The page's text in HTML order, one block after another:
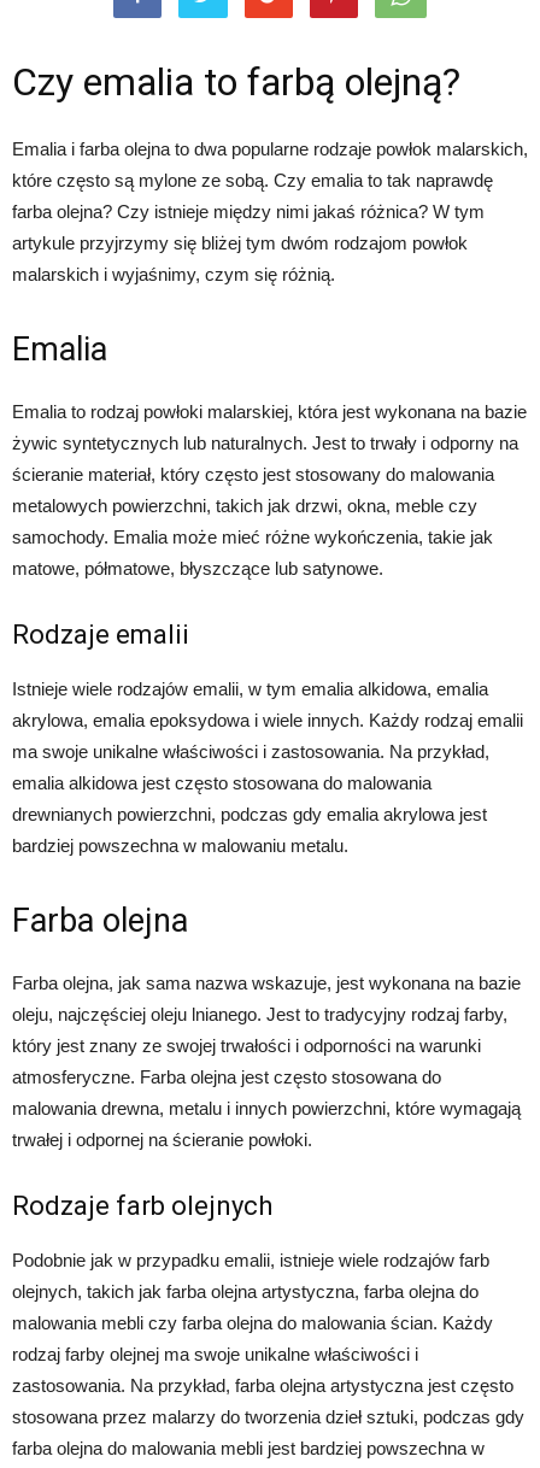
Czy emalia to farbą olejną?
Emalia i farba olejna to dwa popularne rodzaje powłok malarskich,
które często są mylone ze sobą. Czy emalia to tak naprawdę
farba olejna? Czy istnieje między nimi jakaś różnica? W tym
artykule przyjrzymy się bliżej tym dwóm rodzajom powłok
malarskich i wyjaśnimy, czym się różnią.
Emalia
Emalia to rodzaj powłoki malarskiej, która jest wykonana na bazie
żywic syntetycznych lub naturalnych. Jest to trwały i odporny na
ścieranie materiał, który często jest stosowany do malowania
metalowych powierzchni, takich jak drzwi, okna, meble czy
samochody. Emalia może mieć różne wykończenia, takie jak
matowe, półmatowe, błyszczące lub satynowe.
Rodzaje emalii
Istnieje wiele rodzajów emalii, w tym emalia alkidowa, emalia
akrylowa, emalia epoksydowa i wiele innych. Każdy rodzaj emalii
ma swoje unikalne właściwości i zastosowania. Na przykład,
emalia alkidowa jest często stosowana do malowania
drewnianych powierzchni, podczas gdy emalia akrylowa jest
bardziej powszechna w malowaniu metalu.
Farba olejna
Farba olejna, jak sama nazwa wskazuje, jest wykonana na bazie
oleju, najczęściej oleju lnianego. Jest to tradycyjny rodzaj farby,
który jest znany ze swojej trwałości i odporności na warunki
atmosferyczne. Farba olejna jest często stosowana do
malowania drewna, metalu i innych powierzchni, które wymagają
trwałej i odpornej na ścieranie powłoki.
Rodzaje farb olejnych
Podobnie jak w przypadku emalii, istnieje wiele rodzajów farb
olejnych, takich jak farba olejna artystyczna, farba olejna do
malowania mebli czy farba olejna do malowania ścian. Każdy
rodzaj farby olejnej ma swoje unikalne właściwości i
zastosowania. Na przykład, farba olejna artystyczna jest często
stosowana przez malarzy do tworzenia dzieł sztuki, podczas gdy
farba olejna do malowania mebli jest bardziej powszechna w